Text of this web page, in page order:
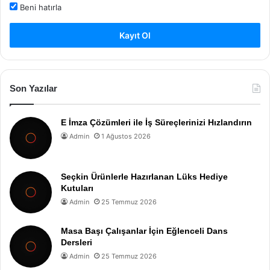
Beni hatırla
Kayıt Ol
Son Yazılar
E İmza Çözümleri ile İş Süreçlerinizi Hızlandırın
Admin 1 Ağustos 2026
Seçkin Ürünlerle Hazırlanan Lüks Hediye
Kutuları
Admin 25 Temmuz 2026
Masa Başı Çalışanlar İçin Eğlenceli Dans
Dersleri
Admin 25 Temmuz 2026